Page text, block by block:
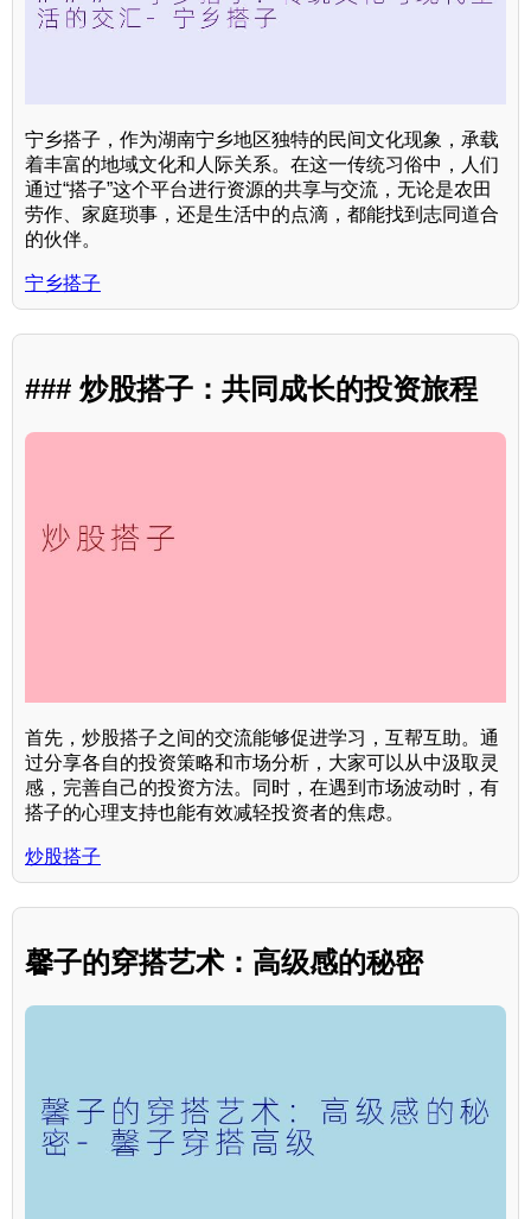
宁乡搭子，作为湖南宁乡地区独特的民间文化现象，承载
着丰富的地域文化和人际关系。在这一传统习俗中，人们
通过“搭子”这个平台进行资源的共享与交流，无论是农田
劳作、家庭琐事，还是生活中的点滴，都能找到志同道合
的伙伴。
宁乡搭子
### 炒股搭子：共同成长的投资旅程
首先，炒股搭子之间的交流能够促进学习，互帮互助。通
过分享各自的投资策略和市场分析，大家可以从中汲取灵
感，完善自己的投资方法。同时，在遇到市场波动时，有
搭子的心理支持也能有效减轻投资者的焦虑。
炒股搭子
馨子的穿搭艺术：高级感的秘密